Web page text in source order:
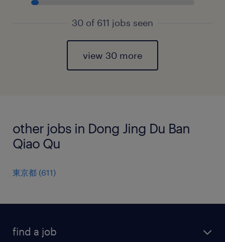
30 of 611 jobs seen
view 30 more
other jobs in Dong Jing Du Ban
Qiao Qu
東京都 (611)
find a job